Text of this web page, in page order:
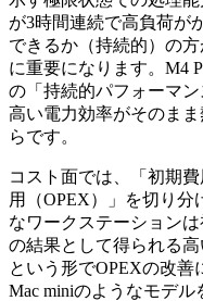
が3時間連続で高負荷が
できるか（持続的）の
に重要になります。M4
の「持続的パフォーマ
高い電力効率がそのま
らです。
コスト面では、「初期
用（OPEX）」を切り
なワークステーション
の結果として得られる
という形でOPEXの改
Mac miniのようなモデ